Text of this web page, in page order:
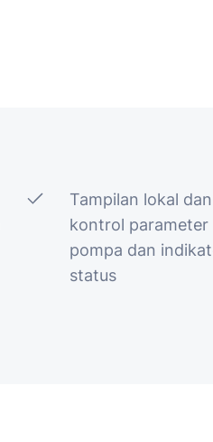
Tampilan lokal dan
kontrol parameter
pompa dan
status